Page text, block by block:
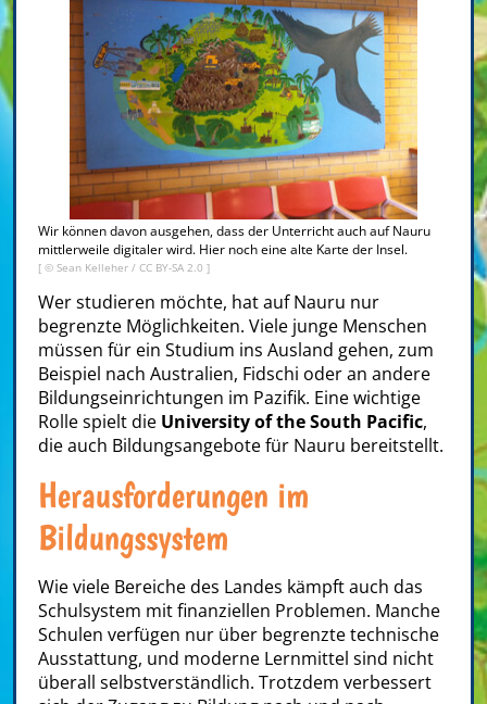
Wir können davon ausgehen, dass der Unterricht auch auf Nauru
mittlerweile digitaler wird. Hier noch eine alte Karte der Insel.
[ © Sean Kelleher / CC BY-SA 2.0 ]
Wer studieren möchte, hat auf Nauru nur
begrenzte Möglichkeiten. Viele junge Menschen
müssen für ein Studium ins Ausland gehen, zum
Beispiel nach Australien, Fidschi oder an andere
Bildungseinrichtungen im Pazifik. Eine wichtige
Rolle spielt die University of the South Pacific,
die auch Bildungsangebote für Nauru bereitstellt.
Herausforderungen im
Bildungssystem
Wie viele Bereiche des Landes kämpft auch das
Schulsystem mit finanziellen Problemen. Manche
Schulen verfügen nur über begrenzte technische
Ausstattung, und moderne Lernmittel sind nicht
überall selbstverständlich. Trotzdem verbessert